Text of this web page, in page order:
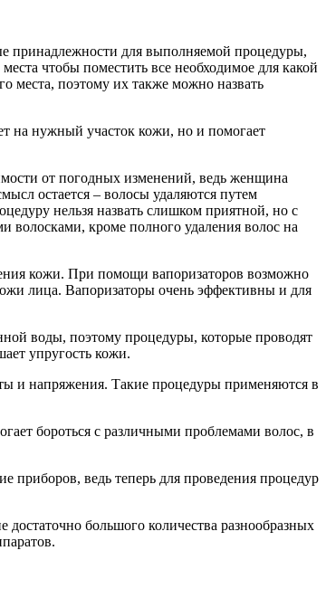
принадлежности для выполняемой процедуры,
чтобы поместить все необходимое для какой
места, поэтому их также можно назвать
на нужный участок кожи, но и помогает
от погодных изменений, ведь женщина
остается – волосы удаляются путем
нельзя назвать слишком приятной, но с
волосками, кроме полного удаления волос на
кожи. При помощи вапоризаторов возможно
лица. Вапоризаторы очень эффективны и для
воды, поэтому процедуры, которые проводят
упругость кожи.
и напряжения. Такие процедуры применяются в
бороться с различными проблемами волос, в
приборов, ведь теперь для проведения процедур
большого количества разнообразных